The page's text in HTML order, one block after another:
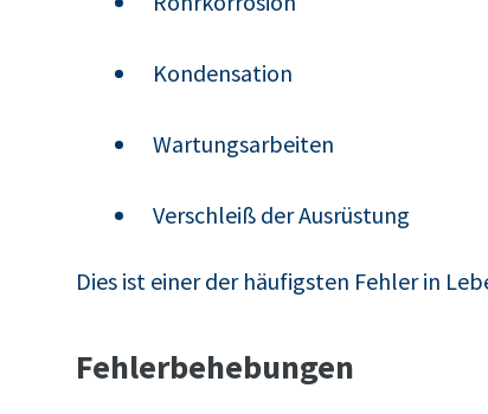
Kondensation
Wartungsarbeiten
Verschleiß der Ausrüstung
Dies ist einer der häufigsten Fehler in
Fehlerbehebungen